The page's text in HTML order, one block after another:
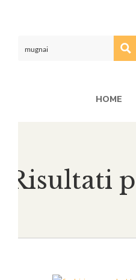
HOME
Risultati